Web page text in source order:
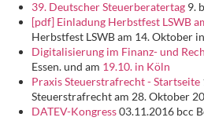
39. Deutscher Steuerberatertag 9.
[pdf] Einladung Herbstfest LSWB
Herbstfest LSWB am 14. Oktober
Digitalisierung im Finanz- und
Essen. und am 19.10. in Köln
Praxis Steuerstrafrecht - Startseite
Steuerstrafrecht am 28. Oktober
DATEV-Kongress03.11.2016 bcc